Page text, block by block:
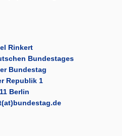
Rinkert
Bundestages
Bundestag
Republik 1
Berlin